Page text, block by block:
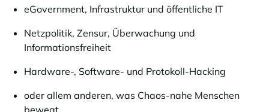
eGovernment, Infrastruktur und öffentliche IT
Netzpolitik, Zensur, Überwachung und
Informationsfreiheit
Hardware-, Software- und Protokoll-Hacking
oder allem anderen, was Chaos-nahe Menschen
bewegt